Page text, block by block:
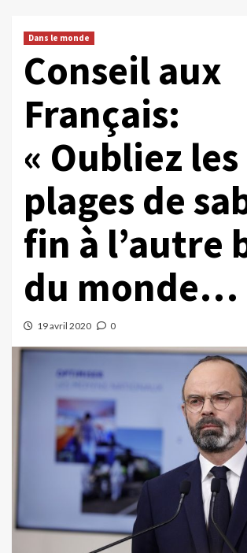
Dans le monde
Conseil aux
Français:
« Oubliez les
plages de
fin à l’autre
du monde…
19 avril 2020 0